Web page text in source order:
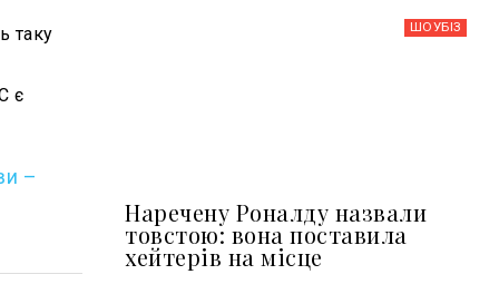
таку
є
–
ШОУБIЗ
Наречену Роналду назвали
товстою: вона поставила
хейтерів на місце